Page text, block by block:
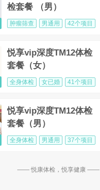
检套餐 （男）
肿瘤筛查 男通用 42个项目
悦享vip深度TM12体检
套餐（女）
全身体检 女已婚 41个项目
悦享vip深度TM12体检
套餐（男）
全身体检 男通用 37个项目
—— 悦康体检，悦享健康 ——